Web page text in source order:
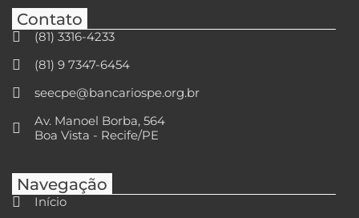
Contato
(81) 3316-4233
(81) 9 7347-6454
seecpe@bancariospe.org.br
Av. Manoel Borba, 564
Boa Vista - Recife/PE
Navegação
Início